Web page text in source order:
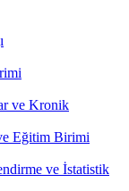
ve Kronik
Eğitim Birimi
ve İstatistik